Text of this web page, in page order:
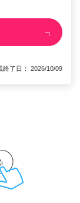
了日： 2026/10/09